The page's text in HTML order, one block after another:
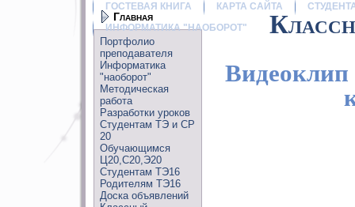
ГОСТЕВАЯ КНИГА
КАРТА САЙТА
ИНФОРМАТИКА "НАОБОРОТ"
Главная
Портфолио
преподавателя
Информатика
"наоборот"
Методическая
работа
Разработки уроков
Студентам ТЭ и СР
20
Обучающимся
Ц20,С20,Э20
Студентам ТЭ16
Родителям ТЭ16
Доска объявлений